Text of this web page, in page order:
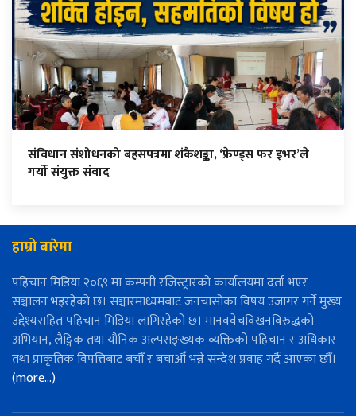
संविधान संशोधनको बहसपत्रमा शंकैशङ्का, ‘फ्रेण्ड्स फर इभर’ले
गर्यो संयुक्त संवाद
हाम्रो बारेमा
पहिचान मिडिया २०६९ मा कम्पनी रजिस्ट्रारको कार्यालयमा दर्ता भएर
सञ्चालन भइरहेको छ। सञ्चारमाध्यमबाट जनचासोका विषय उजागर गर्ने मुख्य
उद्देश्यसहित पहिचान मिडिया लागिरहेको छ। मानववेचविखनविरुद्धको
अभियान, लैङ्गिक तथा यौनिक अल्पसङ्ख्यक व्यक्तिको पहिचान र अधिकार
तथा प्राकृतिक विपत्तिबाट बचौँ र बचाऔँ भन्ने सन्देश प्रवाह गर्दै आएका छौँ।
(more…)